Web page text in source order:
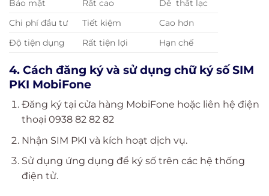
Bảo mật Rất cao
Dễ thất lạc
Chi phí đầu tư
Tiết kiệm
Cao hơn
Độ tiện dụng
Rất tiện lợi Hạn chế
4. Cách đăng ký và sử dụng chữ ký số SIM
PKI MobiFone
Đăng ký tại cửa hàng MobiFone hoặc liên hệ điện
thoại 0938 82 82 82
Nhận SIM PKI và kích hoạt dịch vụ.
Sử dụng ứng dụng để ký số trên các hệ thống
điện tử.